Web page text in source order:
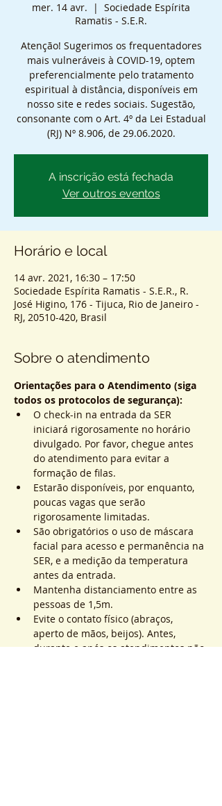
mer. 14 avr.
  |
Sociedade Espírita
Ramatis - S.E.R.
Atenção! Sugerimos os frequentadores
mais vulneráveis à COVID-19, optem
preferencialmente pelo tratamento
espiritual à distância, disponíveis em
nosso site e redes sociais. Sugestão,
consonante com o Art. 4º da Lei Estadual
(RJ) Nº 8.906, de 29.06.2020.
A inscrição está fechada
Ver outros eventos
Horário e local
14 avr. 2021, 16:30 – 17:50
Sociedade Espírita Ramatis - S.E.R., R.
José Higino, 176 - Tijuca, Rio de Janeiro -
RJ, 20510-420, Brasil
Sobre o atendimento
Orientações para o Atendimento (siga
todos os protocolos de segurança):
O check-in na entrada da SER
iniciará rigorosamente no horário
divulgado. Por favor, chegue antes
do atendimento para evitar a
formação de filas.
Estarão disponíveis, por enquanto,
poucas vagas que serão
rigorosamente limitadas.
São obrigatórios o uso de máscara
facial para acesso e permanência na
SER, e a medição da temperatura
antes da entrada.
Mantenha distanciamento entre as
pessoas de 1,5m.
Evite o contato físico (abraços,
aperto de mãos, beijos). Antes,
durante e após os atendimentos não